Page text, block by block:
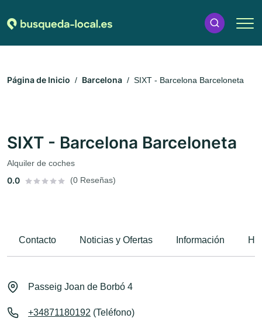
Página de Inicio Barcelona SIXT - Barcelona Barceloneta
SIXT - Barcelona Barceloneta
Alquiler de coches
0.0 (0 Reseñas)
Contacto Noticias y Ofertas Información
Passeig Joan de Borbó 4
+34871180192 (Teléfono)